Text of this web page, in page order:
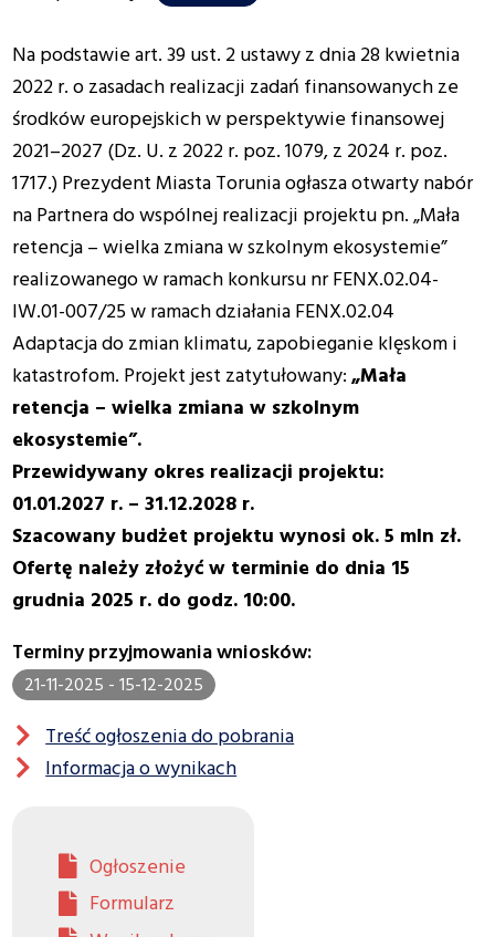
Na podstawie art. 39 ust. 2 ustawy z dnia 28 kwietnia
2022 r. o zasadach realizacji zadań finansowanych ze
środków europejskich w perspektywie finansowej
2021–2027 (Dz. U. z 2022 r. poz. 1079, z 2024 r. poz.
1717.) Prezydent Miasta Torunia ogłasza otwarty nabór
na Partnera do wspólnej realizacji projektu pn. „Mała
retencja – wielka zmiana w szkolnym ekosystemie”
realizowanego w ramach konkursu nr FENX.02.04-
IW.01-007/25 w ramach działania FENX.02.04
Adaptacja do zmian klimatu, zapobieganie klęskom i
katastrofom. Projekt jest zatytułowany:„Mała
retencja – wielka zmiana w szkolnym
ekosystemie”.
Przewidywany okres realizacji projektu:
01.01.2027 r. – 31.12.2028 r.
Szacowany budżet projektu wynosi ok. 5 mln zł.
Ofertę należy złożyć w terminie do dnia 15
grudnia 2025 r. do godz. 10:00.
Terminy przyjmowania wniosków:
21-11-2025 - 15-12-2025
Treść ogłoszenia do pobrania
Informacja o wynikach
Ogłoszenie
Formularz